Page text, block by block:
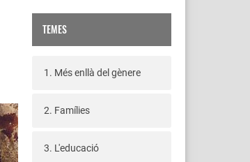
TEMES
1. Més enllà del gènere
2. Famílies
3. L'educació